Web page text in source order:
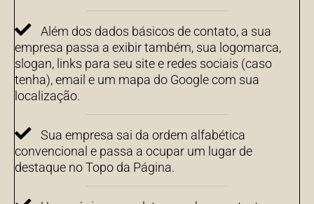
Além dos dados básicos de contato, a sua
empresa passa a exibir também, sua logomarca,
slogan, links para seu site e redes sociais (caso
tenha), email e um mapa do Google com sua
localização.
Sua empresa sai da ordem alfabética
convencional e passa a ocupar um lugar de
destaque no Topo da Página.